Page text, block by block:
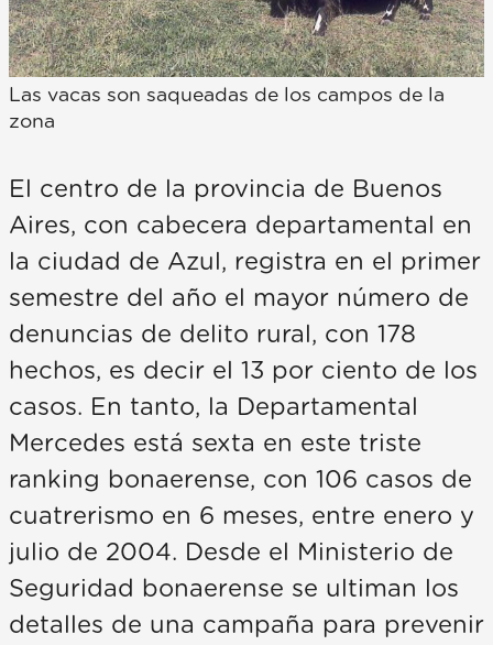
Las vacas son saqueadas de los campos de la
zona
El centro de la provincia de Buenos
Aires, con cabecera departamental en
la ciudad de Azul, registra en el primer
semestre del año el mayor número de
denuncias de delito rural, con 178
hechos, es decir el 13 por ciento de los
casos. En tanto, la Departamental
Mercedes está sexta en este triste
ranking bonaerense, con 106 casos de
cuatrerismo en 6 meses, entre enero y
julio de 2004. Desde el Ministerio de
Seguridad bonaerense se ultiman los
detalles de una campaña para prevenir